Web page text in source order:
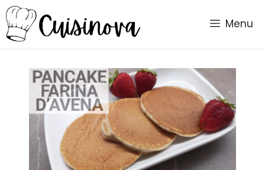
Vai
al
contenuto
Menu